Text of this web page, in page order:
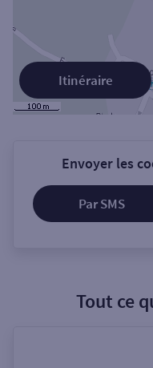
Itinéraire
Envoyer les
Par SMS
Tout ce